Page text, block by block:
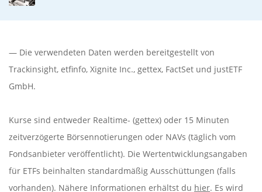
— Die verwendeten Daten werden bereitgestellt von
Trackinsight, etfinfo, Xignite Inc., gettex, FactSet und justETF
GmbH.
Kurse sind entweder Realtime- (gettex) oder 15 Minuten
zeitverzögerte Börsennotierungen oder NAVs (täglich vom
Fondsanbieter veröffentlicht). Die Wertentwicklungsangaben
für ETFs beinhalten standardmäßig Ausschüttungen (falls
vorhanden). Nähere Informationen erhältst du hier. Es wird